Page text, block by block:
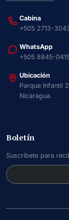
Cabina
+505 2713-
WhatsApp
+505 8845-
Ubicación
Parque Infantil
Nicaragua.
Boletín
Suscríbete para